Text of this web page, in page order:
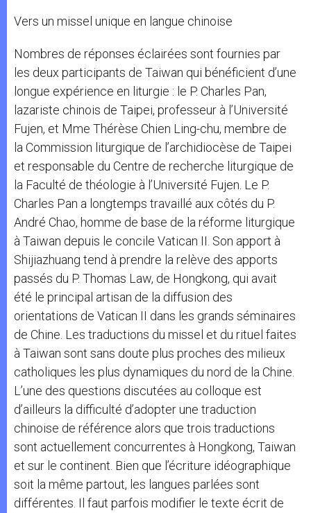
Vers un missel unique en langue chinoise
Nombres de réponses éclairées sont fournies par
les deux participants de Taiwan qui bénéficient d’une
longue expérience en liturgie : le P. Charles Pan,
lazariste chinois de Taipei, professeur à l’Université
Fujen, et Mme Thérèse Chien Ling-chu, membre de
la Commission liturgique de l’archidiocèse de Taipei
et responsable du Centre de recherche liturgique de
la Faculté de théologie à l’Université Fujen. Le P.
Charles Pan a longtemps travaillé aux côtés du P.
André Chao, homme de base de la réforme liturgique
à Taiwan depuis le concile Vatican II. Son apport à
Shijiazhuang tend à prendre la relève des apports
passés du P. Thomas Law, de Hongkong, qui avait
été le principal artisan de la diffusion des
orientations de Vatican II dans les grands séminaires
de Chine. Les traductions du missel et du rituel faites
à Taiwan sont sans doute plus proches des milieux
catholiques les plus dynamiques du nord de la Chine.
L’une des questions discutées au colloque est
d’ailleurs la difficulté d’adopter une traduction
chinoise de référence alors que trois traductions
sont actuellement concurrentes à Hongkong, Taiwan
et sur le continent. Bien que l’écriture idéographique
soit la même partout, les langues parlées sont
différentes. Il faut parfois modifier le texte écrit de